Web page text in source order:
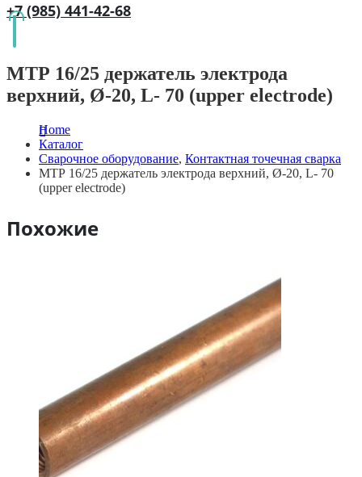
+7 (985) 441-42-68
МТР 16/25 держатель электрода
верхний, Ø-20, L- 70 (upper electrode)
Home
Каталог
Сварочное оборудование, Контактная точечная сварка
МТР 16/25 держатель электрода верхний, Ø-20, L- 70
(upper electrode)
Похожие